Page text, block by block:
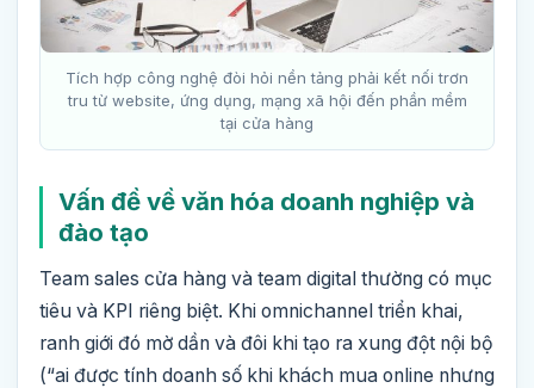
Tích hợp công nghệ đòi hỏi nền tảng phải kết nối trơn
tru từ website, ứng dụng, mạng xã hội đến phần mềm
tại cửa hàng
Vấn đề về văn hóa doanh nghiệp và
đào tạo
Team sales cửa hàng và team digital thường có mục
tiêu và KPI riêng biệt. Khi omnichannel triển khai,
ranh giới đó mờ dần và đôi khi tạo ra xung đột nội bộ
(“ai được tính doanh số khi khách mua online nhưng